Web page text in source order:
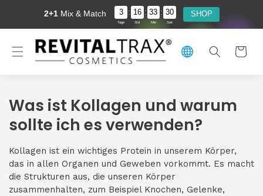
2+1 Mix & Match 3 : 16 : 33 : 29
Tage Std Min Sek
SHOP
Warenkorb
Was ist Kollagen und warum
sollte ich es verwenden?
Kollagen ist ein wichtiges Protein in unserem Körper,
das in allen Organen und Geweben vorkommt. Es macht
die Strukturen aus, die unseren Körper
zusammenhalten, zum Beispiel Knochen, Gelenke,